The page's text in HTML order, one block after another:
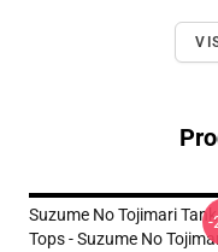
Suzume No Tojimari Tank
Tops - Suzume No
-